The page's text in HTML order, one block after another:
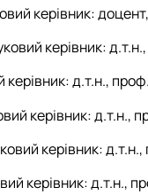
керівник:
керівник:
керівник: д.т.н., проф.
керівник: д.т.н.,
керівник:
керівник: д.т.н.,